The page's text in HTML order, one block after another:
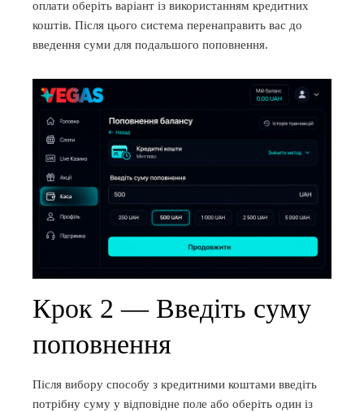
оплати оберіть варіант із використанням кредитних
коштів. Після цього система перенаправить вас до
введення суми для подальшого поповнення.
Крок 2 — Введіть суму
поповнення
Після вибору способу з кредитними коштами введіть
потрібну суму у відповідне поле або оберіть один із